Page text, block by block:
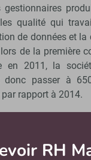
gestionnaires
qualité qui
de données et la
de la première
en 2011, la
donc passer à
par rapport à 2014.
RH